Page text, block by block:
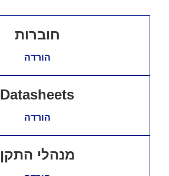
חוברות
הורדה
Datasheets
הורדה
מנהלי התקן